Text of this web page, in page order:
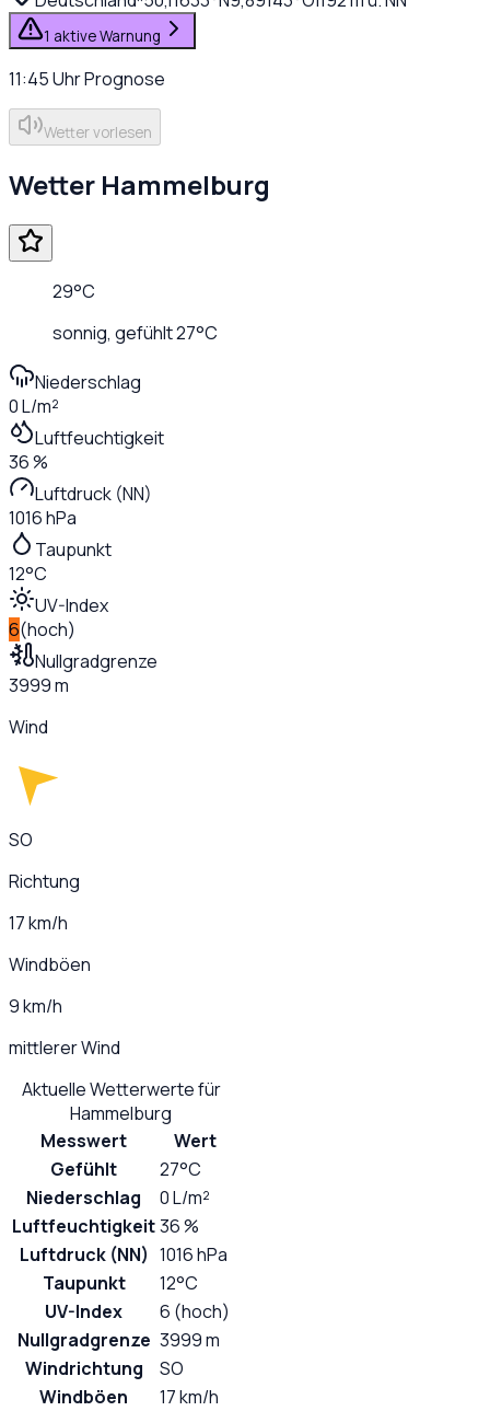
1 aktive Warnung
11:45UhrPrognose
Wetter vorlesen
Wetter Hammelburg
29°C
sonnig, gefühlt27°C
Niederschlag
0 L/m²
Luftfeuchtigkeit
36 %
Luftdruck (NN)
1016 hPa
Taupunkt
12°C
UV-Index
6(hoch)
Nullgradgrenze
3999 m
Wind
SO
Richtung
17 km/h
Windböen
9 km/h
mittlerer Wind
Aktuelle Wetterwerte für
Hammelburg
Messwert
Wert
Gefühlt
27°C
Niederschlag
0 L/m²
Luftfeuchtigkeit36 %
Luftdruck (NN) 1016 hPa
Taupunkt
12°C
UV-Index
6 (hoch)
Nullgradgrenze 3999 m
Windrichtung
SO
Windböen
17 km/h